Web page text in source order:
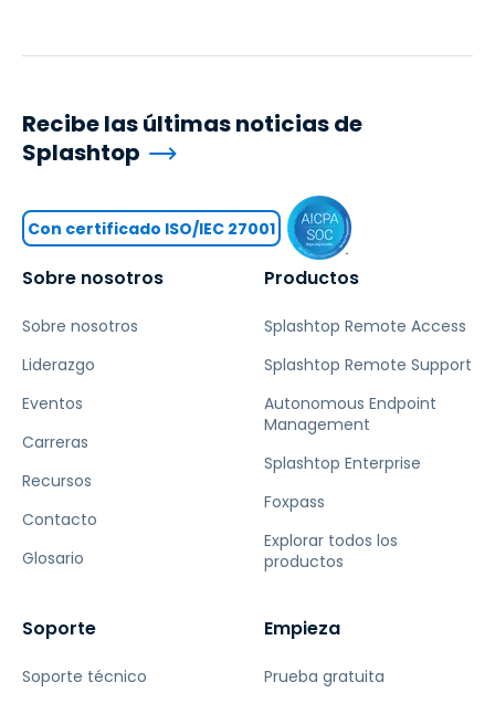
Sobre nosotros
Sobre nosotros
Liderazgo
Eventos
Carreras
Recursos
Contacto
Glosario
Productos
Splashtop Remote Access
Splashtop Remote Support
Autonomous Endpoint
Management
Splashtop Enterprise
Foxpass
Explorar todos los
productos
Soporte
Soporte técnico
Empieza
Prueba gratuita
Recibe las últimas noticias de
Splashtop
Con certificado ISO/IEC 27001